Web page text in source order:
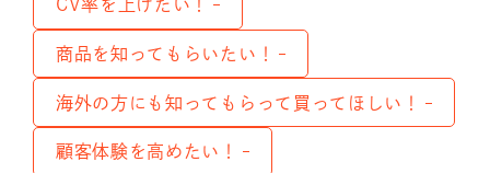
CV率を上げたい！
商品を知ってもらいたい！
海外の方にも知ってもらって買ってほしい！
顧客体験を高めたい！